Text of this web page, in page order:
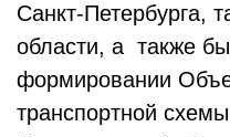
Санкт-Петербурга,
области, а также
формировании
транспортной